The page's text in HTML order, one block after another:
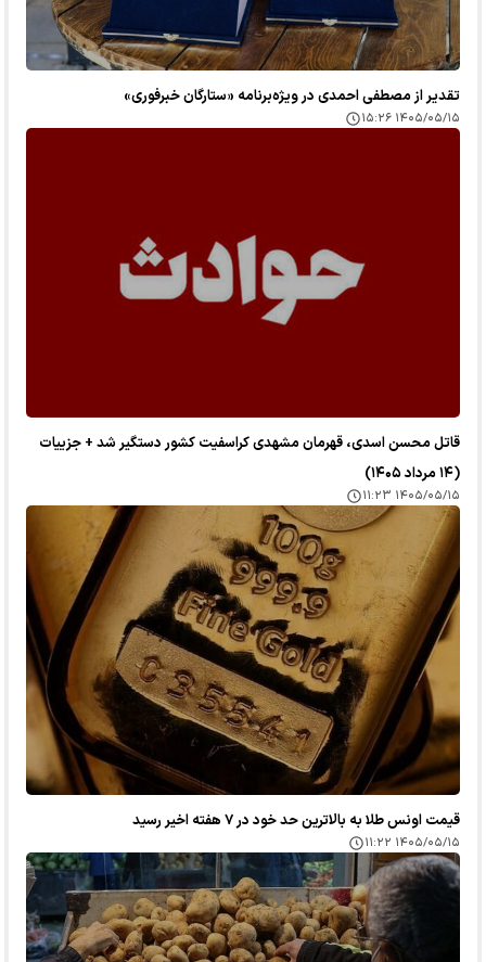
تقدیر از مصطفی احمدی در ویژه‌برنامه «ستارگان خبرفوری»
۱۴۰۵/۰۵/۱۵ ۱۵:۲۶
قاتل محسن اسدی، قهرمان مشهدی کراسفیت کشور دستگیر شد + جزییات
(۱۴ مرداد ۱۴۰۵)
۱۴۰۵/۰۵/۱۵ ۱۱:۲۳
قیمت اونس طلا به بالاترین حد خود در ۷ هفته اخیر رسید
۱۴۰۵/۰۵/۱۵ ۱۱:۲۲